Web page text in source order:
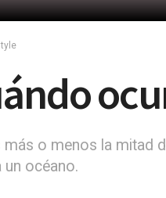
más o menos la mitad
un océano.